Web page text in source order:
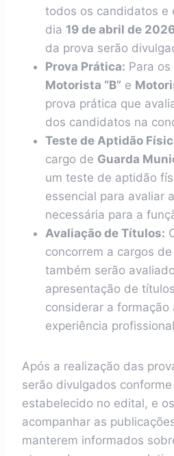
todos os candidatos e
dia 19 de abril de
da prova serão
Prova Prática: Para
Motorista “B” e
prova prática que
dos candidatos na
Teste de Aptidão
cargo de Guarda
um teste de aptidão
essencial para avaliar
necessária para a
Avaliação de Títulos:
concorrem a cargos de
também serão
apresentação de
considerar a formação
experiência
Após a realização das
serão divulgados
estabelecido no edital, e
acompanhar as
manterem informados